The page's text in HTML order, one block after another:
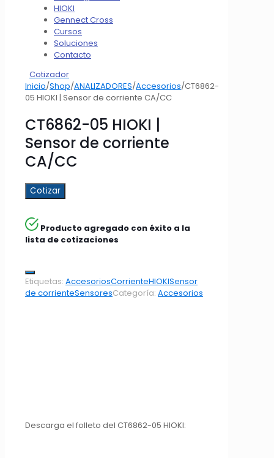
HIOKI
Gennect Cross
Cursos
Soluciones
Contacto
Cotizador
Inicio/Shop/ANALIZADORES/Accesorios/CT6862-
05 HIOKI | Sensor de corriente CA/CC
CT6862-05 HIOKI |
Sensor de corriente
CA/CC
Cotizar
Producto agregado con éxito a la
lista de cotizaciones
Etiquetas: AccesoriosCorrienteHIOKISensor
de corrienteSensoresCategoría: Accesorios
Descarga el folleto del CT6862-05 HIOKI: